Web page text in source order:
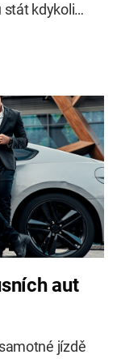
kdykoliv.
aut
jízdě